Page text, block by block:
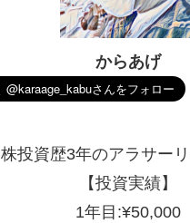
からあげ
株投資歴3年のアラサーリ
【投資実績】
1年目:¥50,000